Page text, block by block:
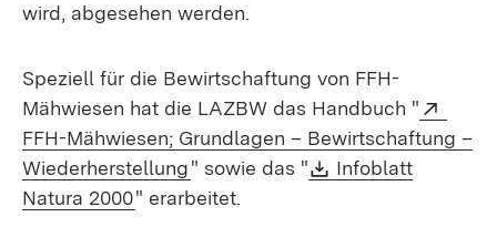
wird, abgesehen werden.
Speziell für die Bewirtschaftung von FFH-
Mähwiesen hat die LAZBW das Handbuch "
FFH-Mähwiesen; Grundlagen – Bewirtschaftung –
Wiederherstellung(Öffnet in neuem Fenster)
" sowie das " Download:
Infoblatt
Natura 2000(Öffnet in neuem Fenster)
" erarbeitet.